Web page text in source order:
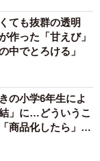
ても抜群の透明
作った「甘えび」
中でとろける」
の小学6年生によ
」に…どういうこ
商品化したら」と